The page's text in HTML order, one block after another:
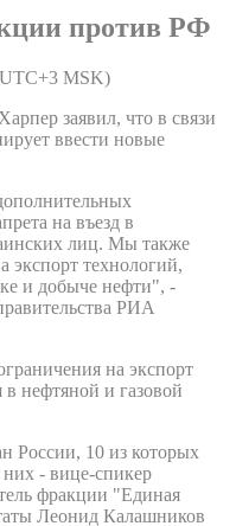
против РФ
MSK)
заявил, что в связи
ввести новые
на въезд в
лиц. Мы также
экспорт технологий,
и добыче нефти", -
РИА
на экспорт
нефтяной и газовой
России, 10 из которых
- вице-спикер
фракции "Единая
Леонид Калашников